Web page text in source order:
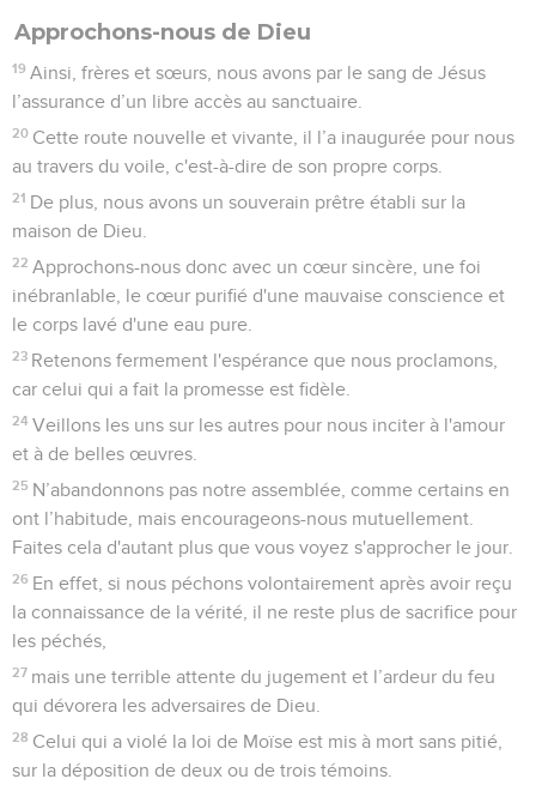
Approchons-nous de Dieu
19 Ainsi, frères et sœurs, nous avons par le sang de Jésus
l’assurance d’un libre accès au sanctuaire.
20 Cette route nouvelle et vivante, il l’a inaugurée pour nous
au travers du voile, c'est-à-dire de son propre corps.
21 De plus, nous avons un souverain prêtre établi sur la
maison de Dieu.
22 Approchons-nous donc avec un cœur sincère, une foi
inébranlable, le cœur purifié d'une mauvaise conscience et
le corps lavé d'une eau pure.
23 Retenons fermement l'espérance que nous proclamons,
car celui qui a fait la promesse est fidèle.
24 Veillons les uns sur les autres pour nous inciter à l'amour
et à de belles œuvres.
25 N’abandonnons pas notre assemblée, comme certains en
ont l’habitude, mais encourageons-nous mutuellement.
Faites cela d'autant plus que vous voyez s'approcher le jour.
26 En effet, si nous péchons volontairement après avoir reçu
la connaissance de la vérité, il ne reste plus de sacrifice pour
les péchés,
27 mais une terrible attente du jugement et l’ardeur du feu
qui dévorera les adversaires de Dieu.
28 Celui qui a violé la loi de Moïse est mis à mort sans pitié,
sur la déposition de deux ou de trois témoins.